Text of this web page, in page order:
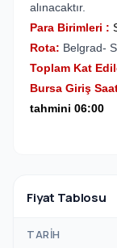
alınacaktır.
Para Birimleri :
Rota: Belgrad-
Toplam Kat
Bursa Giriş
tahmini 06:00
Fiyat Tablosu
TARIH